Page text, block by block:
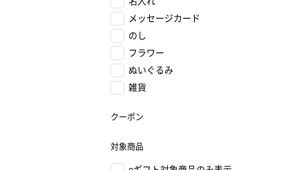
メッセージカード
のし
フラワー
ぬいぐるみ
雑貨
クーポン
対象商品